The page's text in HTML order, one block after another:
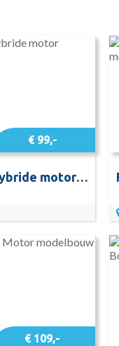
€ 99,-
Franzis Hybride motor modelbouw
€ 109,-